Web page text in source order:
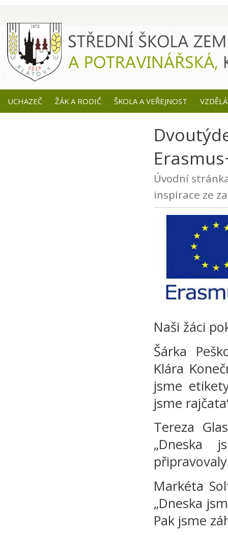
UCHAZEČ ŽÁK A RODIČ ŠKOLA A VEŘEJNOST
Úvodní
inspirace ze
Naši žáci
Šárka
Klára
jsme
jsme
Tereza
„Dneska
Markéta
„Dneska
Pak jsme